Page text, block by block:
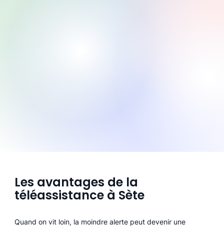
Les avantages de la
téléassistance à Sète
Quand on vit loin, la moindre alerte peut devenir une